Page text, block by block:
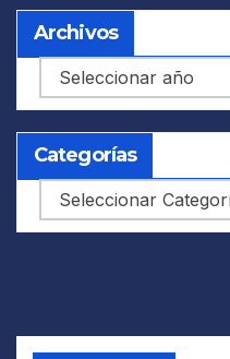
Archivos
Archivos
Categorías
Categorías